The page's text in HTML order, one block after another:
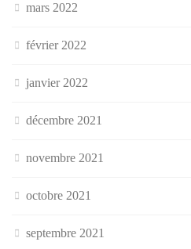
mars 2022
février 2022
janvier 2022
décembre 2021
novembre 2021
octobre 2021
septembre 2021